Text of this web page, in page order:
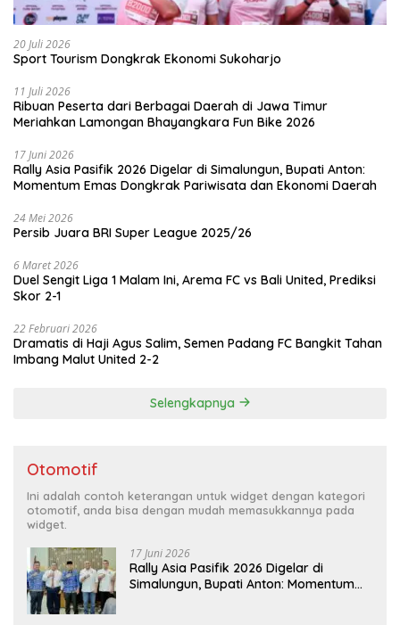
20 Juli 2026
Sport Tourism Dongkrak Ekonomi Sukoharjo
11 Juli 2026
Ribuan Peserta dari Berbagai Daerah di Jawa Timur
Meriahkan Lamongan Bhayangkara Fun Bike 2026
17 Juni 2026
Rally Asia Pasifik 2026 Digelar di Simalungun, Bupati Anton:
Momentum Emas Dongkrak Pariwisata dan Ekonomi Daerah
24 Mei 2026
Persib Juara BRI Super League 2025/26
6 Maret 2026
Duel Sengit Liga 1 Malam Ini, Arema FC vs Bali United, Prediksi
Skor 2-1
22 Februari 2026
Dramatis di Haji Agus Salim, Semen Padang FC Bangkit Tahan
Imbang Malut United 2-2
Selengkapnya
Otomotif
Ini adalah contoh keterangan untuk widget dengan kategori
otomotif, anda bisa dengan mudah memasukkannya pada
widget.
17 Juni 2026
Rally Asia Pasifik 2026 Digelar di
Simalungun, Bupati Anton: Momentum